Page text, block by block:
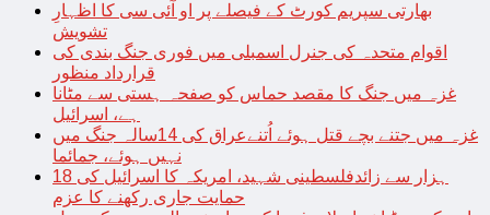
بھارتی سپریم کورٹ کے فیصلے پر او آئی سی کا اظہارِ
تشویش
اقوام متحدہ کی جنرل اسمبلی میں فوری جنگ بندی کی
قرارداد منظور
غزہ میں جنگ کا مقصد حماس کو صفحہ ہستی سے مٹانا
ہے، اسرائیل
غزہ میں جتنے بچے قتل ہوئے اُتنےعراق کی 14سالہ جنگ میں
نہیں ہوئے، جمائما
18 ہزار سے زائدفلسطینی شہید، امریکہ کا اسرائیل کی
حمایت جاری رکھنے کا عزم